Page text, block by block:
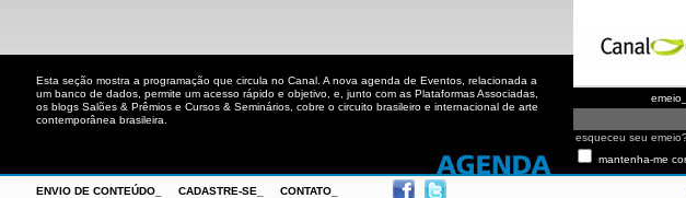
Esta seção mostra a programação que circula no Canal. A nova agenda de Eventos, relacionada a
um banco de dados, permite um acesso rápido e objetivo, e, junto com as Plataformas Associadas,
os blogs Salões & Prêmios e Cursos & Seminários, cobre o circuito brasileiro e internacional de arte
contemporânea brasileira.
emeio_
esqueceu seu emeio?
mantenha-me
ENVIO DE CONTEÚDO_ CADASTRE-SE_ CONTATO_